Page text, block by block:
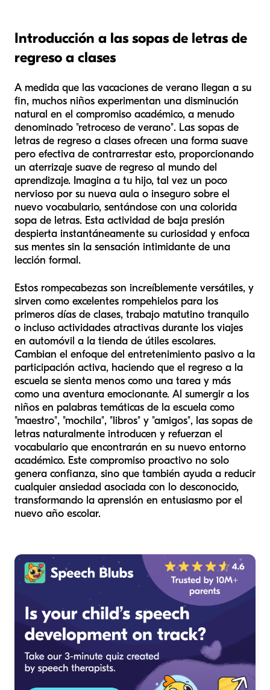
Introducción a las sopas de letras de
regreso a clases
A medida que las vacaciones de verano llegan a su
fin, muchos niños experimentan una disminución
natural en el compromiso académico, a menudo
denominado "retroceso de verano". Las sopas de
letras de regreso a clases ofrecen una forma suave
pero efectiva de contrarrestar esto, proporcionando
un aterrizaje suave de regreso al mundo del
aprendizaje. Imagina a tu hijo, tal vez un poco
nervioso por su nueva aula o inseguro sobre el
nuevo vocabulario, sentándose con una colorida
sopa de letras. Esta actividad de baja presión
despierta instantáneamente su curiosidad y enfoca
sus mentes sin la sensación intimidante de una
lección formal.
Estos rompecabezas son increíblemente versátiles, y
sirven como excelentes rompehielos para los
primeros días de clases, trabajo matutino tranquilo
o incluso actividades atractivas durante los viajes
en automóvil a la tienda de útiles escolares.
Cambian el enfoque del entretenimiento pasivo a la
participación activa, haciendo que el regreso a la
escuela se sienta menos como una tarea y más
como una aventura emocionante. Al sumergir a los
niños en palabras temáticas de la escuela como
"maestro", "mochila", "libros" y "amigos", las sopas de
letras naturalmente introducen y refuerzan el
vocabulario que encontrarán en su nuevo entorno
académico. Este compromiso proactivo no solo
genera confianza, sino que también ayuda a reducir
cualquier ansiedad asociada con lo desconocido,
transformando la aprensión en entusiasmo por el
nuevo año escolar.